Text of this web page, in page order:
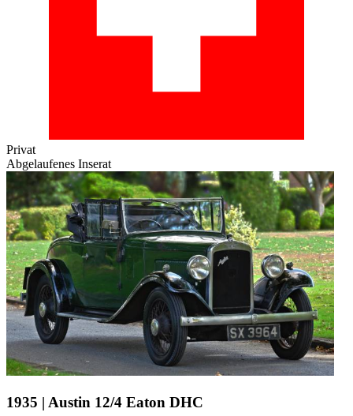
Privat
Abgelaufenes Inserat
1935 | Austin 12/4 Eaton DHC